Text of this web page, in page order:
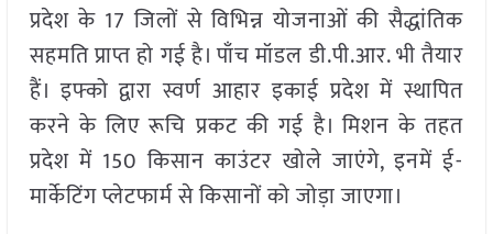
प्रदेश के 17 जिलों से विभिन्न योजनाओं की सैद्धांतिक
सहमति प्राप्त हो गई है। पाँच मॉडल डी.पी.आर. भी तैयार
हैं। इफ्को द्वारा स्वर्ण आहार इकाई प्रदेश में स्थापित
करने के लिए रूचि प्रकट की गई है। मिशन के तहत
प्रदेश में 150 किसान काउंटर खोले जाएंगे, इनमें ई-
मार्केटिंग प्लेटफार्म से किसानों को जोड़ा जाएगा।